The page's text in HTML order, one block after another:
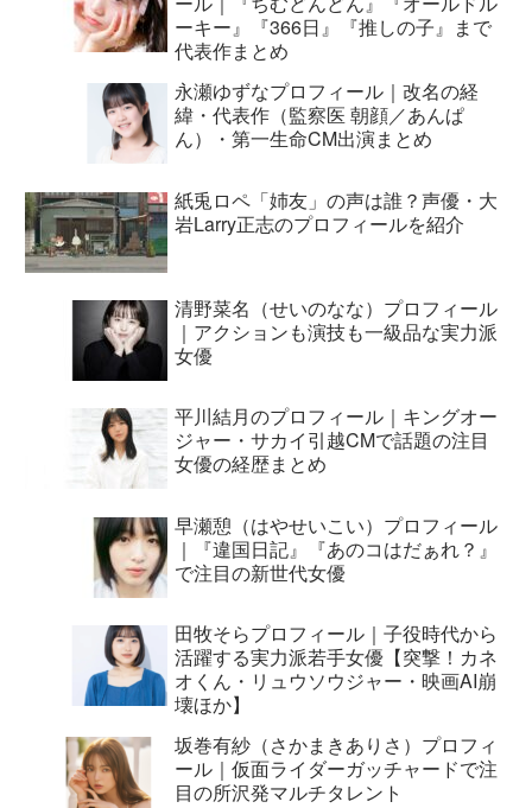
ーキー』『366日』『推しの子』まで
代表作まとめ
永瀬ゆずなプロフィール｜改名の経
緯・代表作（監察医 朝顔／あんぱ
ん）・第一生命CM出演まとめ
紙兎ロペ「姉友」の声は誰？声優・大
岩Larry正志のプロフィールを紹介
清野菜名（せいのなな）プロフィール
｜アクションも演技も一級品な実力派
女優
平川結月のプロフィール｜キングオー
ジャー・サカイ引越CMで話題の注目
女優の経歴まとめ
早瀬憩（はやせいこい）プロフィール
｜『違国日記』『あのコはだぁれ？』
で注目の新世代女優
田牧そらプロフィール｜子役時代から
活躍する実力派若手女優【突撃！カネ
オくん・リュウソウジャー・映画AI崩
壊ほか】
坂巻有紗（さかまきありさ）プロフィ
ール｜仮面ライダーガッチャードで注
目の所沢発マルチタレント